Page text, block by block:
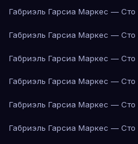
Габриэль Гарсиа Маркес — Сто
Габриэль Гарсиа Маркес — Сто
Габриэль Гарсиа Маркес — Сто
Габриэль Гарсиа Маркес — Сто
Габриэль Гарсиа Маркес — Сто
Габриэль Гарсиа Маркес — Сто